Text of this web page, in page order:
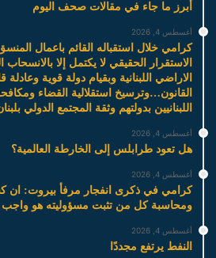
أبرز ما جاء في مقالات صحف اليوم
أغسطس 4, 2026
كرامي خلال استقباله القائم باعمال
الاستقرار الحقيقي لا يكتمل إلا
الاراضي اللبنانية وبقيام دولة قوية
القانون…وترسيخ استقلالية القضاء
اللبنانيين بدولتهم وثقة المجتمع الدولي
أغسطس 4, 2026
هل تعود طرابلس إلى الخارطة العالمية؟
أغسطس 4, 2026
كرامي في ذكرى انفجار مرفأ بيروت: ان
ومحاسبة كل من تثبت مسؤوليته هو واجب
أغسطس 4, 2026
النفط يرتفع مجددًا